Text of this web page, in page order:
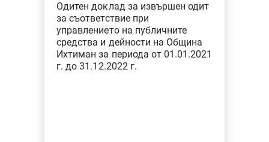
Тип: Одит за съответствие при
финансовото управление
Одитен доклад за извършен одит
за съответствие при
управлението на публичните
средства и дейности на Община
Ихтиман за периода от 01.01.2021
г. до 31.12.2022 г.